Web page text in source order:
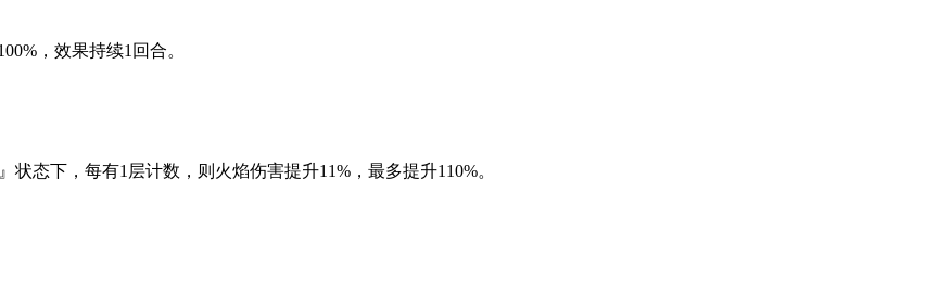
，效果持续1回合。
态下，每有1层计数，则火焰伤害提升11%，最多提升110%。